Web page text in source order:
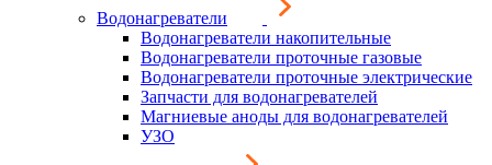
Водонагреватели
Водонагреватели накопительные
Водонагреватели проточные газовые
Водонагреватели проточные электрические
Запчасти для водонагревателей
Магниевые аноды для водонагревателей
УЗО